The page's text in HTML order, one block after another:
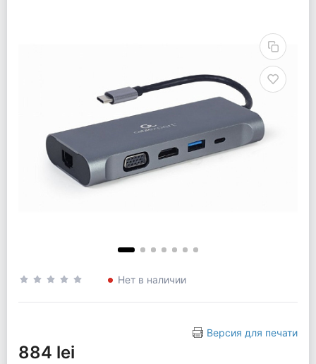
Нет в наличии
Версия для печати
884 lei